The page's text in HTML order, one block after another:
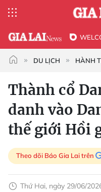
DU LỊCH HÀNH
Thành cổ
danh vào
thế giới Hồi
Theo dõi Báo Gia Lai trên
Thứ Hai, ngày 29/06/